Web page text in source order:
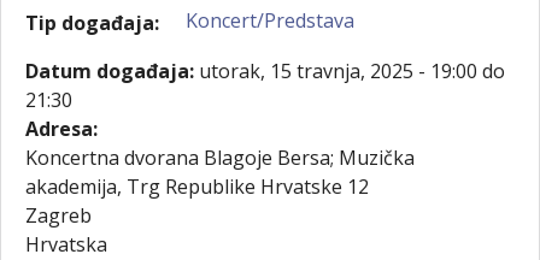
Tip događaja:
Koncert/Predstava
Datum događaja: utorak, 15 travnja, 2025 - 19:00 do
21:30
Adresa:
Koncertna dvorana Blagoje Bersa; Muzička
akademija, Trg Republike Hrvatske 12
Zagreb
Hrvatska